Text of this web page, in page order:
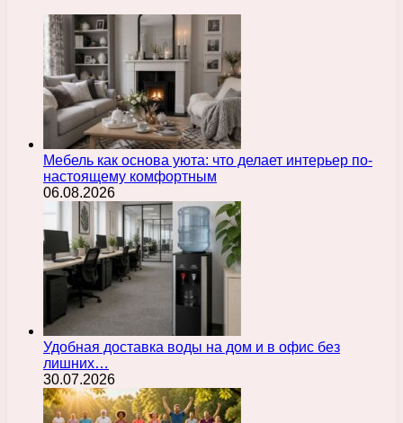
Мебель как основа уюта: что делает интерьер по-
настоящему комфортным
06.08.2026
Удобная доставка воды на дом и в офис без
лишних…
30.07.2026